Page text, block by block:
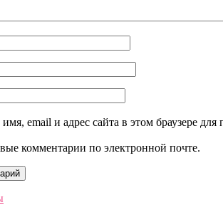
email и адрес сайта в этом браузере
комментарии по электронной почте.